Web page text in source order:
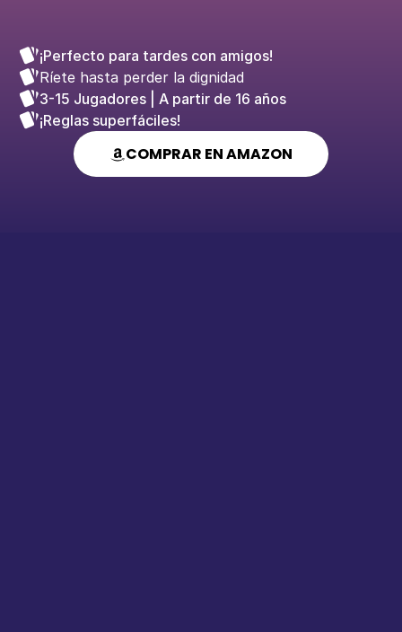
¡Perfecto para tardes con amigos!
Ríete hasta perder la dignidad
3-15 Jugadores | A partir de 16 años
¡Reglas superfáciles!
COMPRAR EN AMAZON